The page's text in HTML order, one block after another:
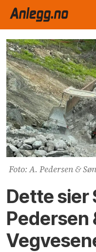
Foto: A. Pedersen &
Dette sier
Pedersen